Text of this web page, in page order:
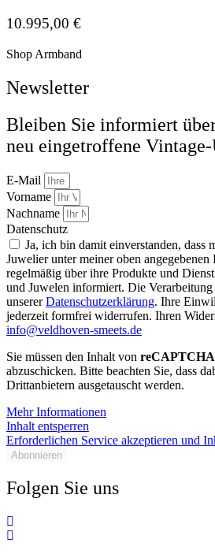
10.995,00 €
Shop Armband
Newsletter
Bleiben Sie informiert
neu eingetroffene
E-Mail
Vorname
Nachname
Datenschutz
Ja, ich bin damit einverstanden, dass
Juwelier unter meiner oben
regelmäßig über ihre Produkte und
und Juwelen informiert. Die
unsererDatenschutzerklärung. Ihre
jederzeit formfrei widerrufen. Ihren
info@veldhoven-smeets.de
Sie müssen den Inhalt von reCAPTCHA
abzuschicken. Bitte beachten Sie, dass
Drittanbietern ausgetauscht werden.
Mehr Informationen
Inhalt entsperren
Erforderlichen Service akzeptieren und
Abonnieren
Folgen Sie uns